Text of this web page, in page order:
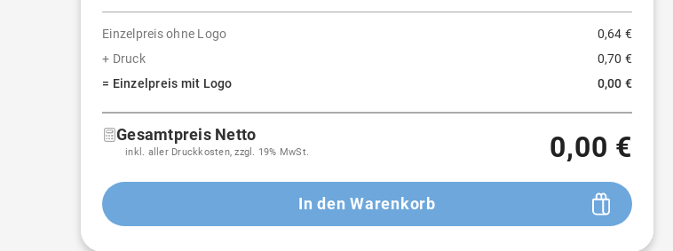
Einzelpreis ohne Logo
0,64 €
+ Druck
0,70 €
= Einzelpreis mit Logo
0,00 €
Gesamtpreis Netto
inkl. aller Druckkosten, zzgl. 19% MwSt. 0,00 €
In den Warenkorb